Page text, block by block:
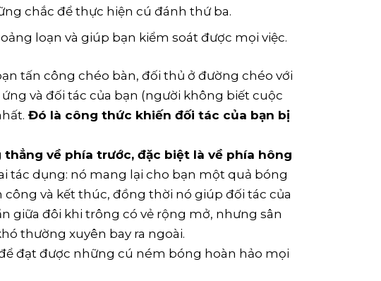
chắc để thực hiện cú đánh thứ ba.
loạn và giúp bạn kiểm soát được mọi việc.
tấn công chéo bàn, đối thủ ở đường chéo với
và đối tác của bạn (người không biết cuộc
Đó là công thức khiến đối tác của bạn bị
về phía trước, đặc biệt là về phía hông
tác dụng: nó mang lại cho bạn một quả bóng
và kết thúc, đồng thời nó giúp đối tác của
giữa đôi khi trông có vẻ rộng mở, nhưng sân
thường xuyên bay ra ngoài.
đạt được những cú ném bóng hoàn hảo mọi